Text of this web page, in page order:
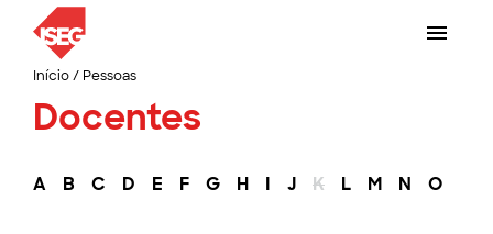
Início/ Pessoas
Docentes
A B C D E F G H I J K L M N O